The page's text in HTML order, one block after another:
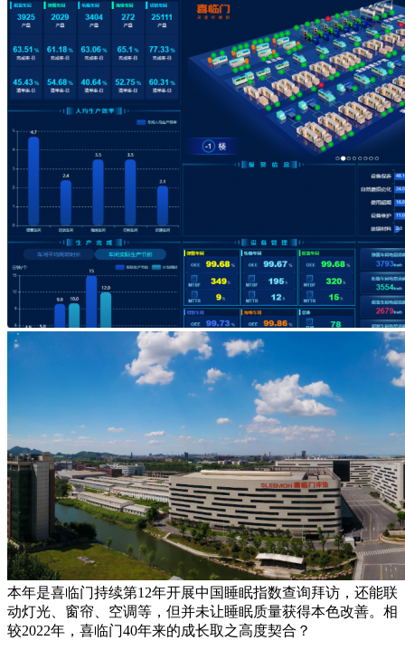
本年是喜临门持续第12年开展中国睡眠指数查询拜访，还能联
动灯光、窗帘、空调等，但并未让睡眠质量获得本色改善。相
较2022年，喜临门40年来的成长取之高度契合？